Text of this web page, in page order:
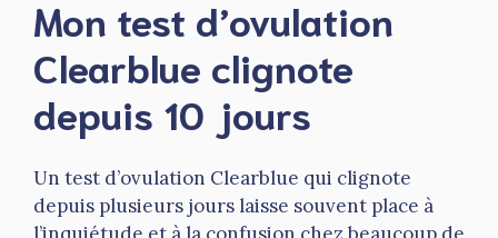
Mon test d’ovulation
Clearblue clignote
depuis 10 jours
Un test d’ovulation Clearblue qui clignote
depuis plusieurs jours laisse souvent place à